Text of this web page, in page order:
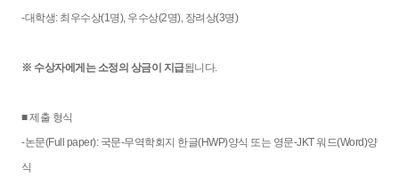
-대학생: 최우수상(1명), 우수상(2명), 장려상(3명)
※ 수상자에게는 소정의 상금이 지급됩니다.
■ 제출 형식
-논문(Full paper): 국문-무역학회지 한글(HWP)양식 또는 영문-JKT 워드(Word)양
식